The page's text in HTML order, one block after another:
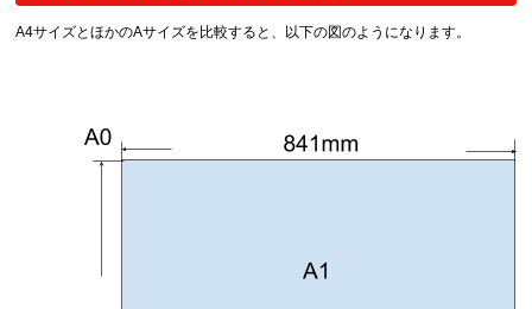
A4サイズとほかのAサイズを比較すると、以下の図のようになります。